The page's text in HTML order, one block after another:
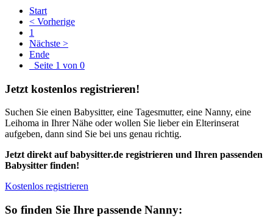
Start
< Vorherige
1
Nächste >
Ende
Seite 1 von 0
Jetzt kostenlos registrieren!
Suchen Sie einen Babysitter, eine Tagesmutter, eine Nanny, eine
Leihoma in Ihrer Nähe oder wollen Sie lieber ein Elterinserat
aufgeben, dann sind Sie bei uns genau richtig.
Jetzt direkt auf babysitter.de registrieren und Ihren passenden
Babysitter finden!
Kostenlos registrieren
So finden Sie Ihre passende Nanny: